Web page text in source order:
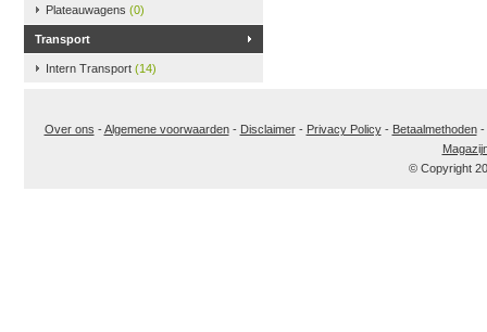
Plateauwagens (0)
Transport
Intern Transport (14)
Over ons -Algemene voorwaarden- Disclaimer- Privacy Policy- Betaalmethoden-
© Copyright